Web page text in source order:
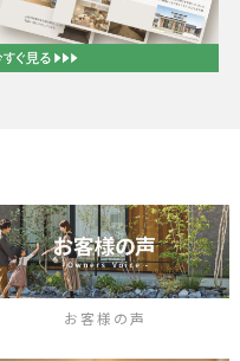
お客様の声